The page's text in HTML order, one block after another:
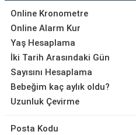
Online Kronometre
Online Alarm Kur
Yaş Hesaplama
İki Tarih Arasındaki Gün
Sayısını Hesaplama
Bebeğim kaç aylık oldu?
Uzunluk Çevirme
Posta Kodu